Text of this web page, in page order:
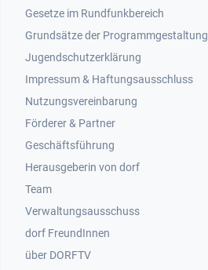
Gesetze im Rundfunkbereich
Grundsätze der Programmgestaltung
Jugendschutzerklärung
Impressum & Haftungsausschluss
Nutzungsvereinbarung
Footer 2
Förderer & Partner
Geschäftsführung
Herausgeberin von dorf
Team
Verwaltungsausschuss
dorf FreundInnen
Footer 3
über DORFTV